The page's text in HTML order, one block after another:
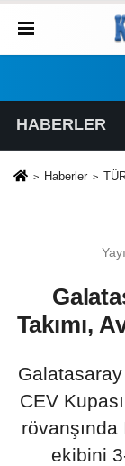
HABERLER
Haberler
Takımı,
Galatasaray
CEV
ekibini